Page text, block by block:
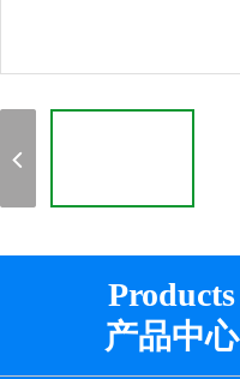
Products
产品中心